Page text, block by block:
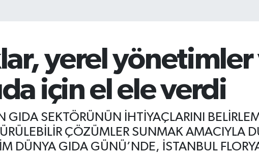
yerel yönetimler
için el ele verdi
GIDA SEKTÖRÜNÜN İHTİYAÇLARINI
ÇÖZÜMLER SUNMAK AMACIYLA
DÜNYA GIDA GÜNÜ’NDE, İSTANBUL